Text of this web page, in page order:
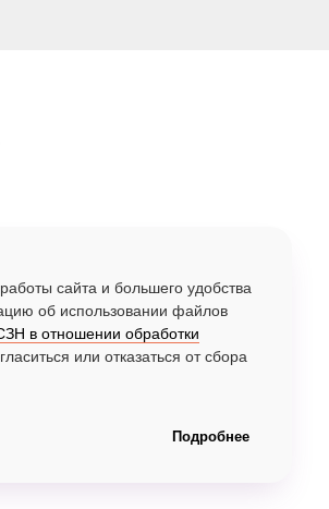
сайта и большего удобства
об использовании файлов
в отношении обработки
или отказаться от сбора
Подробнее